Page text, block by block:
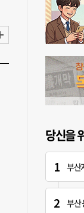
당신을
부산
부산